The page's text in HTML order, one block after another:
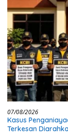
07/08/2026
Kasus
Terkesan